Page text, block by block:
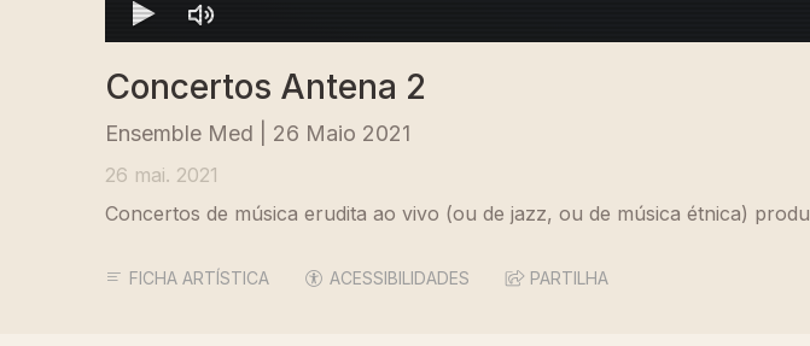
Concertos Antena 2
Ensemble Med | 26 Maio 2021
26 mai. 2021
Concertos de música erudita ao vivo (ou de jazz, ou de música étnica)
FICHA ARTÍSTICA ACESSIBILIDADES PARTILHA